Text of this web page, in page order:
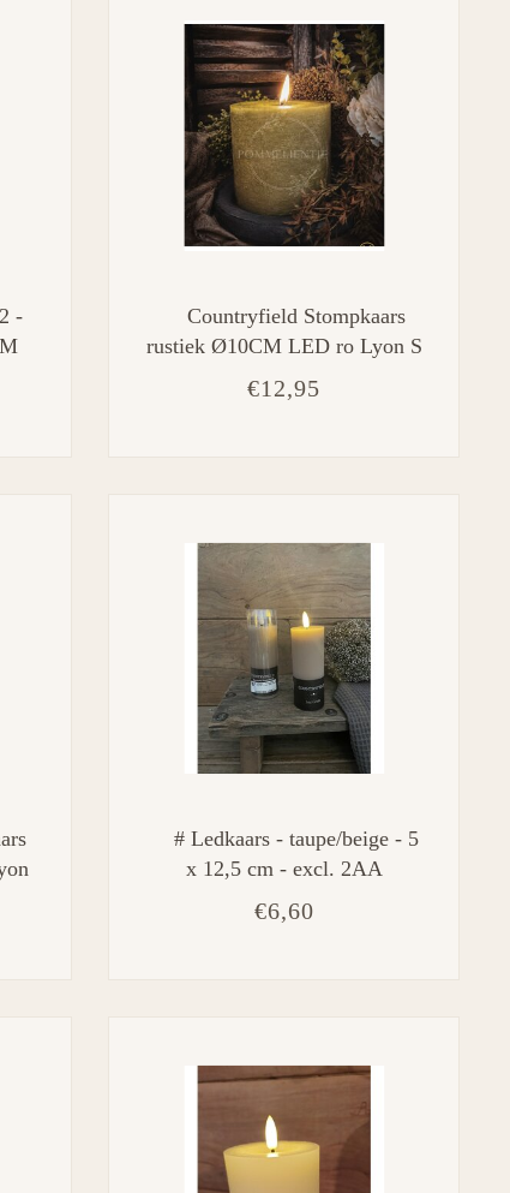
-
Countryfield Stompkaars
rustiek Ø10CM LED ro Lyon S
l.groen-L10B10H10CM
€12,95
# Ledkaars - taupe/beige - 5
x 12,5 cm - excl. 2AA
batterijen
€6,60